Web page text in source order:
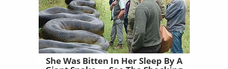
She Was Bitten In Her Sleep By A